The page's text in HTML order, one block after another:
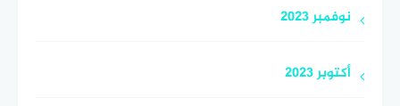
نوفمبر 2023
أكتوبر 2023